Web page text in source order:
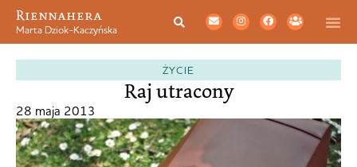
Riennahera
Marta Dziok-Kaczyńska
ŻYCIE
Raj utracony
28 maja 2013